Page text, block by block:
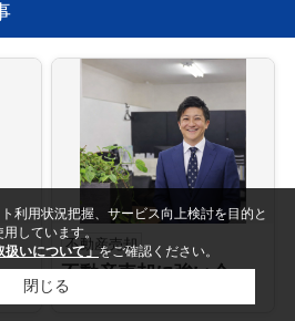
屋の空き家・相続不動産について家族で話してみませんか？
不動産売却
不動産売却に強い会社がおすすめの人気エリア！庄内通駅周辺が魅力的な理由とは？
2026-08-06
利用状況把握、サービス向上検討を目的と
しています。
扱いについて」をご確認ください。
閉じる